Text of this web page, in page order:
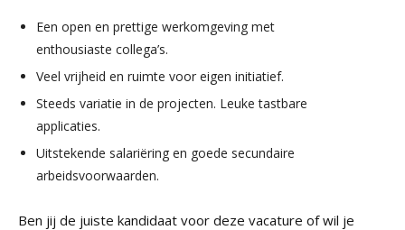
Een open en prettige werkomgeving met
enthousiaste collega’s.
Veel vrijheid en ruimte voor eigen initiatief.
Steeds variatie in de projecten. Leuke tastbare
applicaties.
Uitstekende salariëring en goede secundaire
arbeidsvoorwaarden.
Ben jij de juiste kandidaat voor deze vacature of wil je